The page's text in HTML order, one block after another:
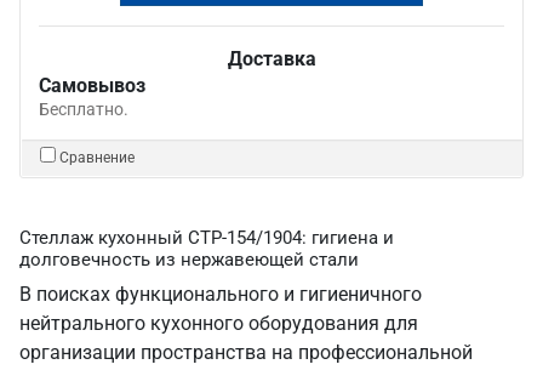
Доставка
Самовывоз
Бесплатно.
Сравнение
Стеллаж кухонный СТР-154/1904: гигиена и
долговечность из нержавеющей стали
В поисках функционального и гигиеничного
нейтрального кухонного оборудования для
организации пространства на профессиональной